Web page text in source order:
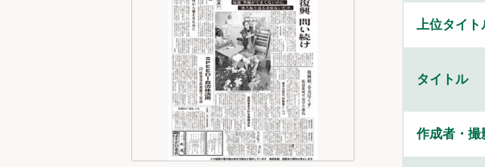
上位タイト
タイトル
作成者・撮